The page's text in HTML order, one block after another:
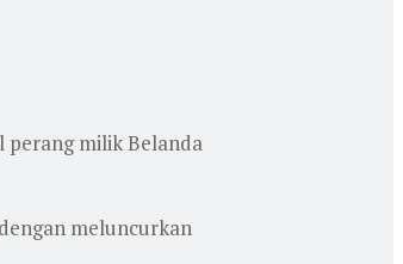
perang milik Belanda
meluncurkan